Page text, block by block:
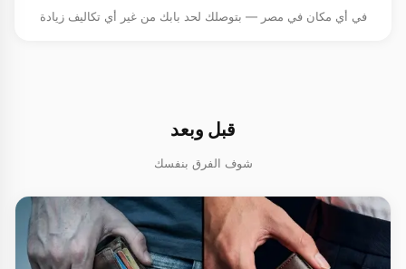
في أي مكان في مصر — بتوصلك لحد بابك من غير أي تكاليف زيادة
قبل وبعد
شوف الفرق بنفسك